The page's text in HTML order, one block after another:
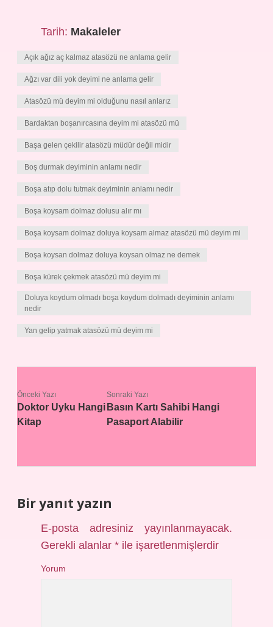
Tarih: Makaleler
Açık ağız aç kalmaz atasözü ne anlama gelir
Ağzı var dili yok deyimi ne anlama gelir
Atasözü mü deyim mi olduğunu nasıl anlarız
Bardaktan boşanırcasına deyim mi atasözü mü
Başa gelen çekilir atasözü müdür değil midir
Boş durmak deyiminin anlamı nedir
Boşa atıp dolu tutmak deyiminin anlamı nedir
Boşa koysam dolmaz dolusu alır mı
Boşa koysam dolmaz doluya koysam almaz atasözü mü deyim mi
Boşa koysan dolmaz doluya koysan olmaz ne demek
Boşa kürek çekmek atasözü mü deyim mi
Doluya koydum olmadı boşa koydum dolmadı deyiminin anlamı
nedir
Yan gelip yatmak atasözü mü deyim mi
Önceki Yazı
Doktor Uyku Hangi
Kitap
Sonraki Yazı
Basın Kartı Sahibi Hangi
Pasaport Alabilir
Bir yanıt yazın
E-posta adresiniz yayınlanmayacak.
Gerekli alanlar* ile işaretlenmişlerdir
Yorum